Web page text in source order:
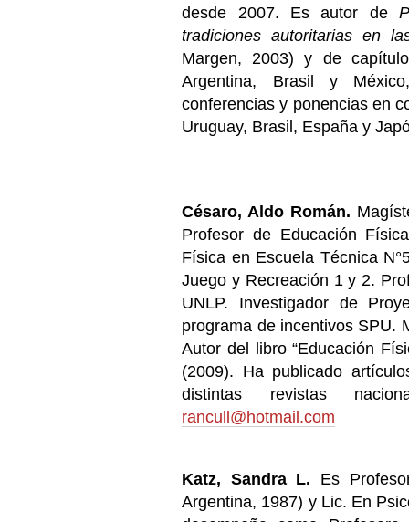
desde 2007. Es autor de
tradiciones autoritarias en
Margen, 2003) y de
Argentina, Brasil y
conferencias y ponencias en
Uruguay, Brasil, España y
Césaro, Aldo Román.
Profesor de Educación
Física en Escuela Técnica
Juego y Recreación 1 y 2.
UNLP. Investigador de
programa de incentivos SPU.
Autor del libro “Educación
(2009). Ha publicado
distintas revistas
rancull@hotmail.com
Katz, Sandra L. Es
Argentina, 1987) y Lic. En